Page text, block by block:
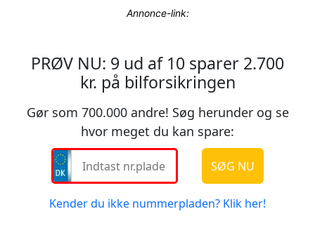
Annonce-link: